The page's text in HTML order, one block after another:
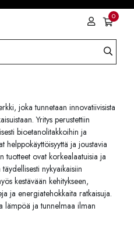
0
joka tunnetaan innovatiivisista
Yritys perustettiin
bioetanolitakkoihin ja
helppokäyttöisyyttä ja joustavia
tuotteet ovat korkealaatuisia ja
nykyaikaisiin
kestävään kehitykseen,
ja energiatehokkaita ratkaisuja.
lämpöä ja tunnelmaa ilman